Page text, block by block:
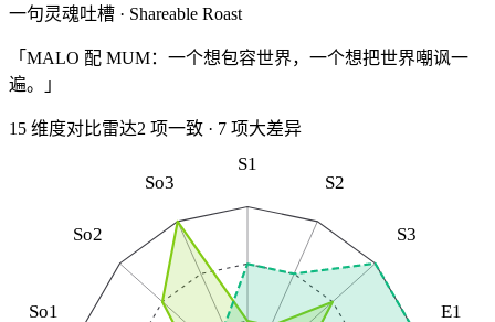
一句灵魂吐槽 · Shareable Roast
「MALO 配 MUM：一个想包容世界，一个想把世界嘲讽一
遍。」
15 维度对比雷达2 项一致 · 7 项大差异
S1
S2
S3
E1
So1
So2
So3